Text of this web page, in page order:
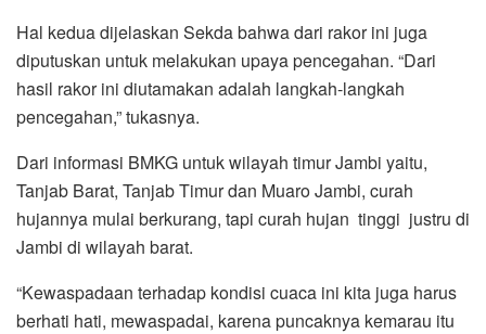
Hal kedua dijelaskan Sekda bahwa dari rakor ini juga
diputuskan untuk melakukan upaya pencegahan. “Dari
hasil rakor ini diutamakan adalah langkah-langkah
pencegahan,” tukasnya.
Dari informasi BMKG untuk wilayah timur Jambi yaitu,
Tanjab Barat, Tanjab Timur dan Muaro Jambi, curah
hujannya mulai berkurang, tapi curah hujan tinggi justru di
Jambi di wilayah barat.
“Kewaspadaan terhadap kondisi cuaca ini kita juga harus
berhati hati, mewaspadai, karena puncaknya kemarau itu